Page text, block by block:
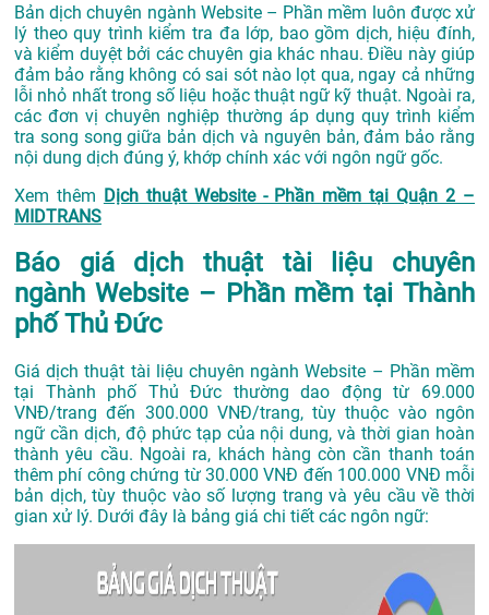
Bản dịch chuyên ngành Website – Phần mềm luôn được xử
lý theo quy trình kiểm tra đa lớp, bao gồm dịch, hiệu đính,
và kiểm duyệt bởi các chuyên gia khác nhau. Điều này giúp
đảm bảo rằng không có sai sót nào lọt qua, ngay cả những
lỗi nhỏ nhất trong số liệu hoặc thuật ngữ kỹ thuật. Ngoài ra,
các đơn vị chuyên nghiệp thường áp dụng quy trình kiểm
tra song song giữa bản dịch và nguyên bản, đảm bảo rằng
nội dung dịch đúng ý, khớp chính xác với ngôn ngữ gốc.
Xem thêm Dịch thuật Website - Phần mềm tại Quận 2 –
MIDTRANS
Báo giá dịch thuật tài liệu chuyên
ngành Website – Phần mềm tại Thành
phố Thủ Đức
Giá dịch thuật tài liệu chuyên ngành Website – Phần mềm
tại Thành phố Thủ Đức thường dao động từ 69.000
VNĐ/trang đến 300.000 VNĐ/trang, tùy thuộc vào ngôn
ngữ cần dịch, độ phức tạp của nội dung, và thời gian hoàn
thành yêu cầu. Ngoài ra, khách hàng còn cần thanh toán
thêm phí công chứng từ 30.000 VNĐ đến 100.000 VNĐ mỗi
bản dịch, tùy thuộc vào số lượng trang và yêu cầu về thời
gian xử lý. Dưới đây là bảng giá chi tiết các ngôn ngữ: